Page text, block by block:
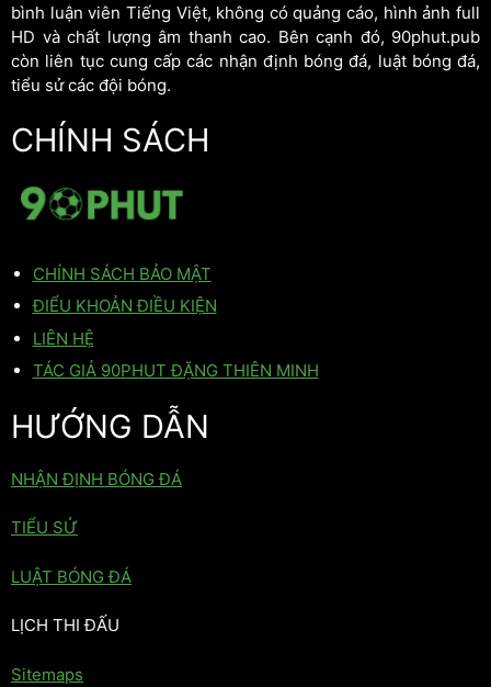
bình luận viên Tiếng Việt, không có quảng cáo, hình ảnh full
HD và chất lượng âm thanh cao. Bên cạnh đó, 90phut.pub
còn liên tục cung cấp các nhận định bóng đá, luật bóng đá,
tiểu sử các đội bóng.
CHÍNH SÁCH
CHÍNH SÁCH BẢO MẬT
ĐIỂU KHOẢN ĐIỀU KIỆN
LIÊN HỆ
TÁC GIẢ 90PHUT ĐẶNG THIÊN MINH
HƯỚNG DẪN
NHẬN ĐỊNH BÓNG ĐÁ
TIỂU SỬ
LUẬT BÓNG ĐÁ
LỊCH THI ĐẤU
Sitemaps